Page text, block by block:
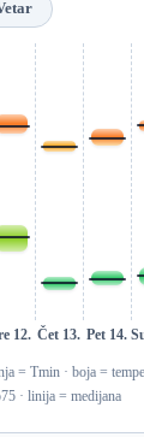
12. Čet 13. Pet 14.
= Tmin · boja =
· linija = medijana